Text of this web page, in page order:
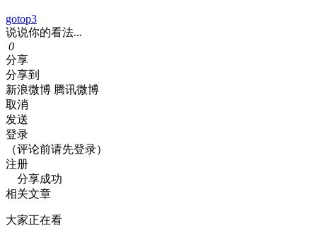
gotop3
说说你的看法...
0
分享
分享到
新浪微博 腾讯微博
取消
发送
登录
（评论前请先登录）
注册
分享成功
相关文章
大家正在看